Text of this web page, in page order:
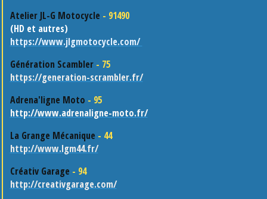
Atelier JL-G Motocycle - 91490
(HD et autres)
https://www.jlgmotocycle.com/
Génération Scambler- 75
https://generation-scrambler.fr/
Adrena'ligne Moto - 95
http://www.adrenaligne-moto.fr/
La Grange Mécanique - 44
http://www.lgm44.fr/
Créativ Garage - 94
http://creativgarage.com/